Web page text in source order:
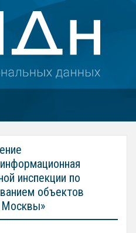
инспекции по
объектов
Москвы»